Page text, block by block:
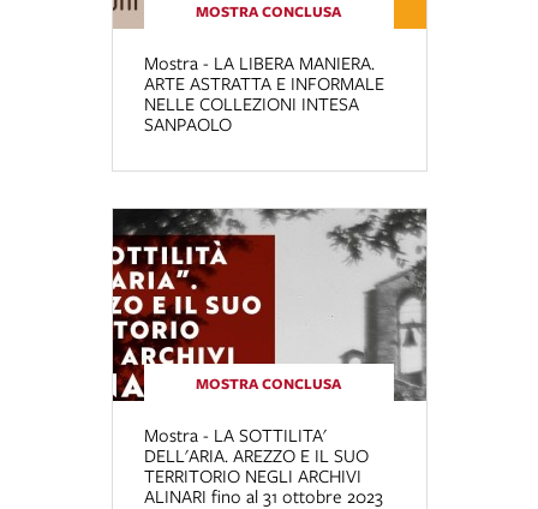
MOSTRA CONCLUSA
Mostra - LA LIBERA MANIERA.
ARTE ASTRATTA E INFORMALE
NELLE COLLEZIONI INTESA
SANPAOLO
MOSTRA CONCLUSA
Mostra - LA SOTTILITA'
DELL'ARIA. AREZZO E IL SUO
TERRITORIO NEGLI ARCHIVI
ALINARI fino al 31 ottobre 2023